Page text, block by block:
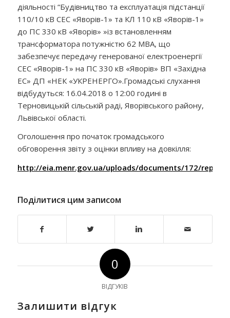
діяльності “Будівництво та експлуатація підстанції
110/10 кВ СЕС «Яворів-1» та КЛ 110 кВ «Яворів-1»
до ПС 330 кВ «Яворів» »із встановленням
трансформатора потужністю 62 MBA, що
забезпечує передачу генерованої електроенергії
СЕС «Яворів-1» на ПС 330 кВ «Яворів» ВП «Західна
ЕС» ДП «НЕК «УКРЕНЕРГО».Громадські слухання
відбудуться: 16.04.2018 о 12:00 годині в
Терновицькій сільській раді, Яворівського району,
Львівської області.
Оголошення про початок громадського
обговорення звіту з оцінки впливу на довкілля:
http://eia.menr.gov.ua/uploads/documents/172/
Поділитися цим записом
0
ВІДГУКІВ
Залишити відгук